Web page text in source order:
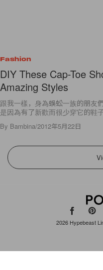
Fashion
DIY These Cap-Toe
Amazing Styles
跟我一樣，身為蜈蚣一族的朋友
是因為有了新歡而很少穿它的鞋
By Bambina/2012年5月22日
2026 Hypebeast